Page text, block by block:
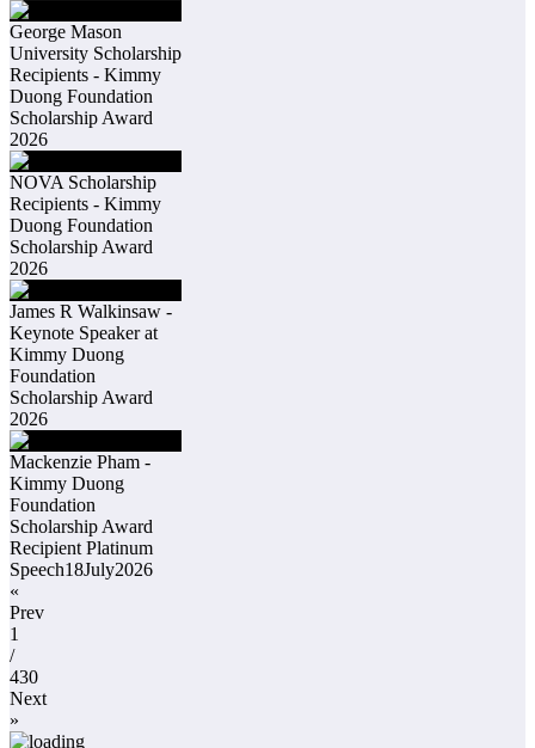
George Mason
University Scholarship
Recipients - Kimmy
Duong Foundation
Scholarship Award
2026
NOVA Scholarship
Recipients - Kimmy
Duong Foundation
Scholarship Award
2026
James R Walkinsaw -
Keynote Speaker at
Kimmy Duong
Foundation
Scholarship Award
2026
Mackenzie Pham -
Kimmy Duong
Foundation
Scholarship Award
Recipient Platinum
Speech18July2026
«
Prev
1
/
430
Next
»